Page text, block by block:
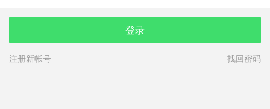
安全提问(未设置请忽略)
登录
注册新帐号 找回密码